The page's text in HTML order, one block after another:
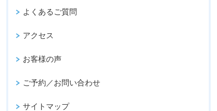
よくあるご質問
アクセス
お客様の声
ご予約／お問い合わせ
サイトマップ